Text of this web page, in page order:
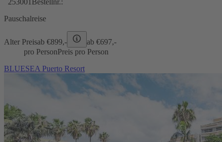
Pauschalreise
Alter Preisab €899,- ab €697,-
pro PersonPreis pro Person
BLUESEA Puerto Resort